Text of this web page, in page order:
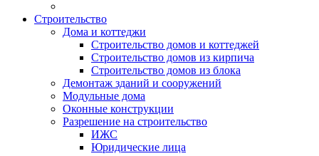
Строительство
Дома и коттеджи
Строительство домов и коттеджей
Строительство домов из кирпича
Строительство домов из блока
Демонтаж зданий и сооружений
Модульные дома
Оконные конструкции
Разрешение на строительство
ИЖС
Юридические лица